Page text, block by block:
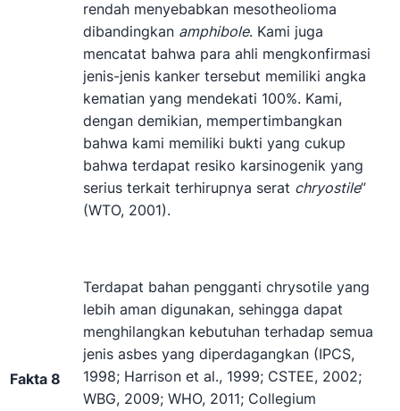
rendah menyebabkan mesotheolioma
dibandingkan amphibole. Kami juga
mencatat bahwa para ahli mengkonfirmasi
jenis-jenis kanker tersebut memiliki angka
kematian yang mendekati 100%. Kami,
dengan demikian, mempertimbangkan
bahwa kami memiliki bukti yang cukup
bahwa terdapat resiko karsinogenik yang
serius terkait terhirupnya serat chryostile”
(WTO, 2001).
Fakta 8
Terdapat bahan pengganti chrysotile yang
lebih aman digunakan, sehingga dapat
menghilangkan kebutuhan terhadap semua
jenis asbes yang diperdagangkan (IPCS,
1998; Harrison et al., 1999; CSTEE, 2002;
WBG, 2009; WHO, 2011; Collegium